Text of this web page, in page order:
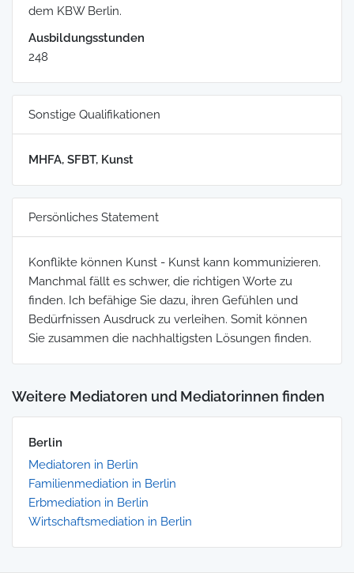
dem KBW Berlin.
Ausbildungsstunden
248
Sonstige Qualifikationen
MHFA, SFBT, Kunst
Persönliches Statement
Konflikte können Kunst - Kunst kann kommunizieren.
Manchmal fällt es schwer, die richtigen Worte zu
finden. Ich befähige Sie dazu, ihren Gefühlen und
Bedürfnissen Ausdruck zu verleihen. Somit können
Sie zusammen die nachhaltigsten Lösungen finden.
Weitere Mediatoren und Mediatorinnen finden
Berlin
Mediatoren in Berlin
Familienmediation in Berlin
Erbmediation in Berlin
Wirtschaftsmediation in Berlin